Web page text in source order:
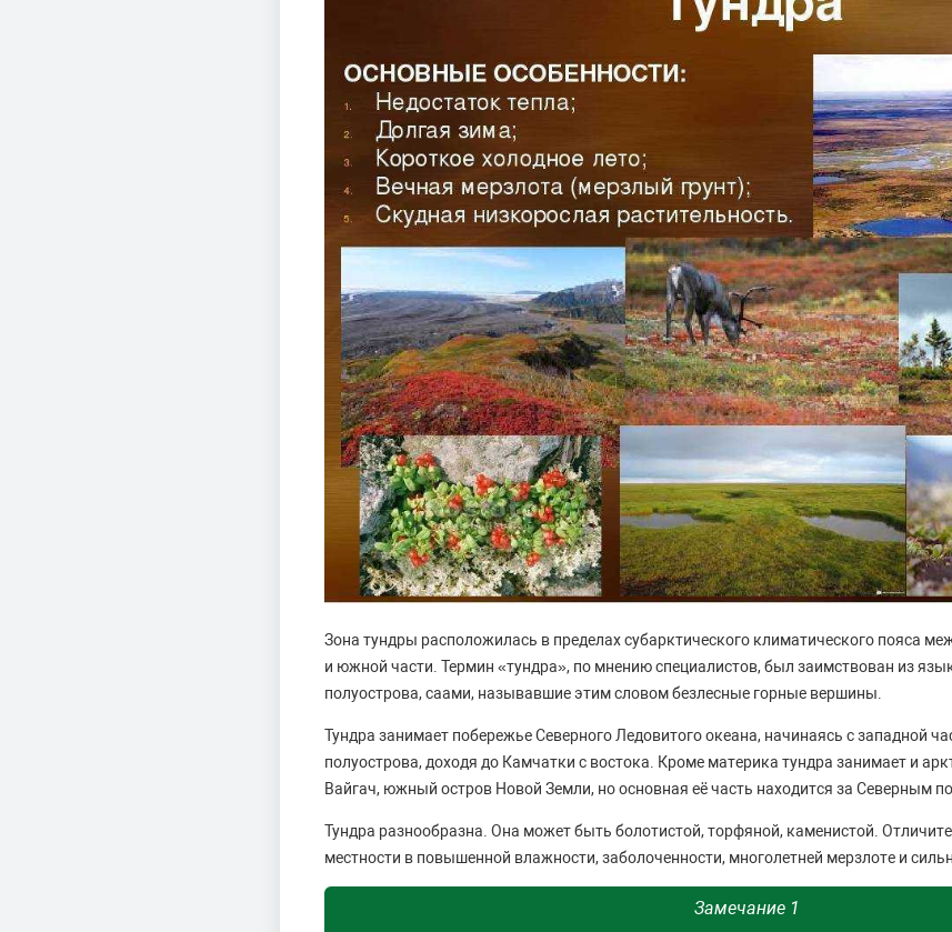
Зона тундры расположилась в пределах субарктического климатического пояса
и южной части. Термин «тундра», по мнению специалистов, был заимствован из
полуострова, саами, называвшие этим словом безлесные горные вершины.
Тундра занимает побережье Северного Ледовитого океана, начинаясь с западной
полуострова, доходя до Камчатки с востока. Кроме материка тундра занимает и
Вайгач, южный остров Новой Земли, но основная её часть находится за Северным
Тундра разнообразна. Она может быть болотистой, торфяной, каменистой.
местности в повышенной влажности, заболоченности, многолетней мерзлоте и
Замечание 1